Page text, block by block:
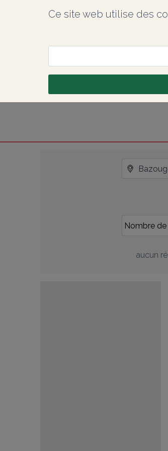
Ce site web utilise des
aucun